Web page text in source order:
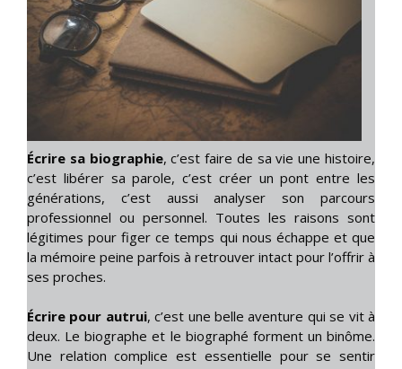
Écrire sa biographie, c’est faire de sa vie une histoire,
c’est libérer sa parole, c’est créer un pont entre les
générations, c’est aussi analyser son parcours
professionnel ou personnel. Toutes les raisons sont
légitimes pour figer ce temps qui nous échappe et que
la mémoire peine parfois à retrouver intact pour l’offrir à
ses proches.
Écrire pour autrui, c’est une belle aventure qui se vit à
deux. Le biographe et le biographé forment un binôme.
Une relation complice est essentielle pour se sentir